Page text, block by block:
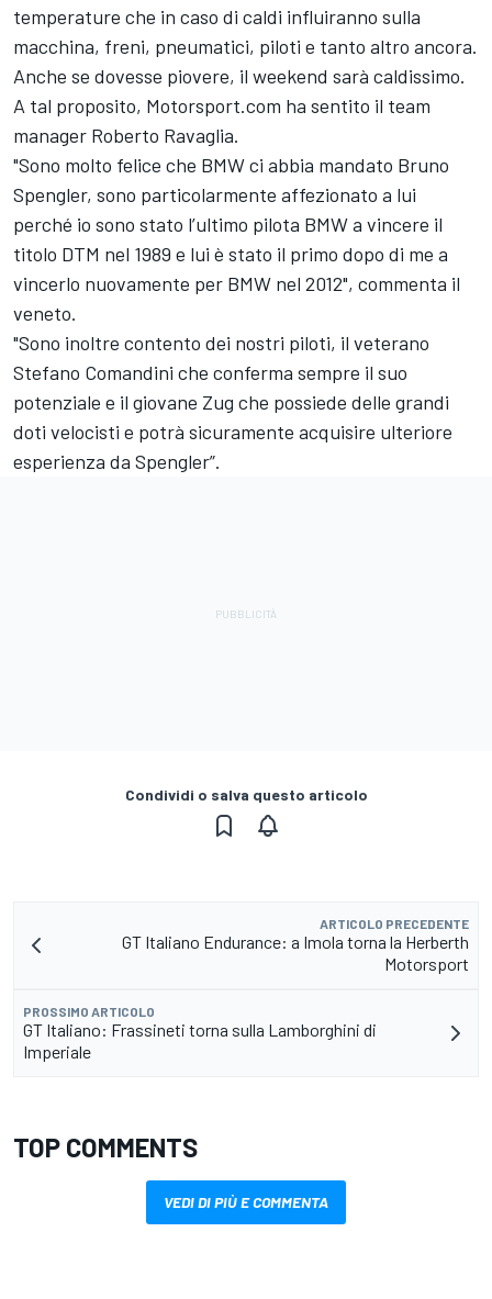
temperature che in caso di caldi influiranno sulla
macchina, freni, pneumatici, piloti e tanto altro ancora.
Anche se dovesse piovere, il weekend sarà caldissimo.
A tal proposito, Motorsport.com ha sentito il team
manager Roberto Ravaglia.
"Sono molto felice che BMW ci abbia mandato Bruno
Spengler, sono particolarmente affezionato a lui
perché io sono stato l’ultimo pilota BMW a vincere il
titolo DTM nel 1989 e lui è stato il primo dopo di me a
vincerlo nuovamente per BMW nel 2012", commenta il
veneto.
"Sono inoltre contento dei nostri piloti, il veterano
Stefano Comandini che conferma sempre il suo
potenziale e il giovane Zug che possiede delle grandi
doti velocisti e potrà sicuramente acquisire ulteriore
esperienza da Spengler”.
Condividi o salva questo articolo
ARTICOLO PRECEDENTE
GT Italiano Endurance: a Imola torna la Herberth
Motorsport
PROSSIMO ARTICOLO
GT Italiano: Frassineti torna sulla Lamborghini di
Imperiale
TOP COMMENTS
VEDI DI PIÙ E COMMENTA